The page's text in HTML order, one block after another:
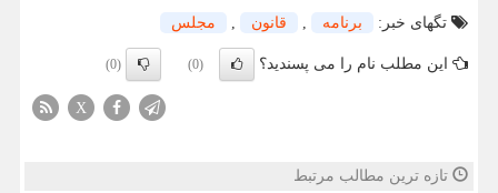
تگهای خبر:
برنامه , قانون , مجلس
این مطلب نام را می پسندید؟ (0)
(0)
X
تازه ترین مطالب مرتبط